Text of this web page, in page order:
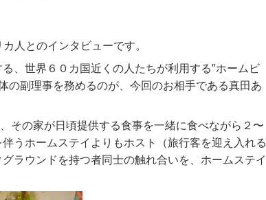
人とのインタビューです。
、世界６０カ国近くの人たちが利用する”ホームビ
の副理事を務めるのが、今回のお相手である真田あ
その家が日頃提供する食事を一緒に食べながら２〜
うホームステイよりもホスト（旅行客を迎え入れる
ラウンドを持つ者同士の触れ合いを、ホームステイ